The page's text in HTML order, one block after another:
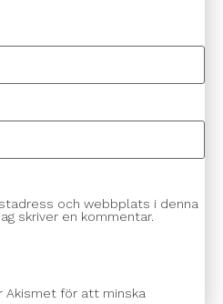
och webbplats i denna
skriver en kommentar.
Akismet för att minska